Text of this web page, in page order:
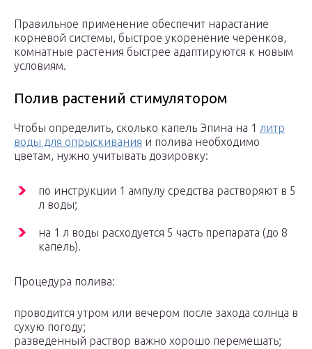
Правильное применение обеспечит нарастание
корневой системы, быстрое укоренение черенков,
комнатные растения быстрее адаптируются к новым
условиям.
Полив растений стимулятором
Чтобы определить, сколько капель Эпина на 1 литр
воды для опрыскивания и полива необходимо
цветам, нужно учитывать дозировку:
по инструкции 1 ампулу средства растворяют в 5
л воды;
на 1 л воды расходуется 5 часть препарата (до 8
капель).
Процедура полива:
проводится утром или вечером после захода солнца в
сухую погоду;
разведенный раствор важно хорошо перемешать;